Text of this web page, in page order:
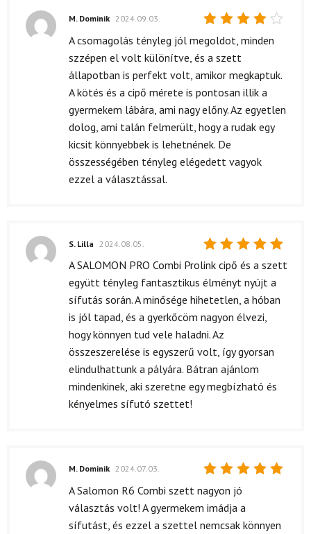
Értékelés:
4
/ 5
M. Dominik 2024.09.03.
A csomagolás tényleg jól megoldot, minden
szzépen el volt különítve, és a szett
állapotban is perfekt volt, amikor megkaptuk.
A kötés és a cipő mérete is pontosan illik a
gyermekem lábára, ami nagy előny. Az egyetlen
dolog, ami talán felmerült, hogy a rudak egy
kicsit könnyebbek is lehetnének. De
összességében tényleg elégedett vagyok
ezzel a választással.
Értékelés:
/ 5
S. Lilla 2024.08.05.
A SALOMON PRO Combi Prolink cipő és a szett
együtt tényleg fantasztikus élményt nyújt a
sífutás során. A minősége hihetetlen, a hóban
is jól tapad, és a gyerkőcöm nagyon élvezi,
hogy könnyen tud vele haladni. Az
összeszerelése is egyszerű volt, így gyorsan
elindulhattunk a pályára. Bátran ajánlom
mindenkinek, aki szeretne egy megbízható és
kényelmes sífutó szettet!
Értékelés:
5/ 5
M. Dominik 2024.07.03.
A Salomon R6 Combi szett nagyon jó
választás volt! A gyermekem imádja a
sífutást, és ezzel a szettel nemcsak könnyen